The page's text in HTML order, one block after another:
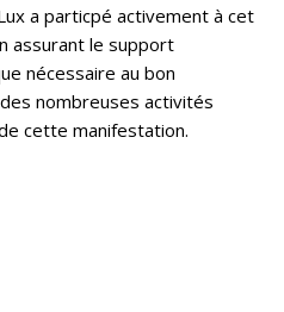
a particpé activement à cet
assurant le support
nécessaire au bon
nombreuses activités
cette manifestation.